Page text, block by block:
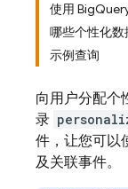
使用
哪些个性化数
示例查询
向用户分配个
录
件，让您可以
及关联事件。